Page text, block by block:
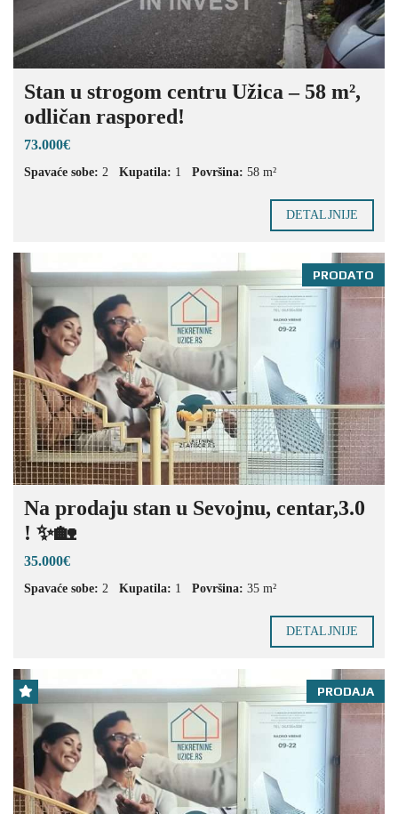
Stan u strogom centru Užica – 58 m²,
odličan raspored!
73.000€
Spavaće sobe: 2 Kupatila: 1 Površina: 58 m²
DETALJNIJE
PRODATO
Na prodaju stan u Sevojnu, centar,3.0
! ✨🏡
35.000€
Spavaće sobe: 2 Kupatila: 1 Površina: 35 m²
DETALJNIJE
PRODAJA